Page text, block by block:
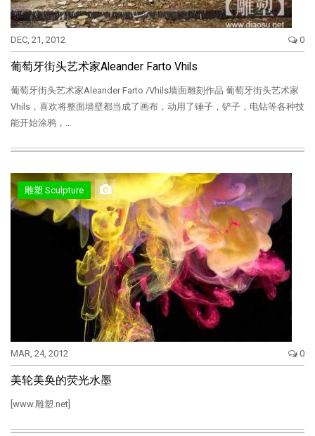
DEC, 21, 2012 0
葡萄牙街头艺术家Aleander Farto Vhils
葡萄牙街头艺术家Aleander Farto /Vhils墙面雕刻作品 葡萄牙街头艺术家
Vhils，喜欢将整面墙壁都当成了画布，动用了锤子，铲子，电钻等各种技
能开始涂鸦，…
雕塑 Sculpture
MAR, 24, 2012 0
美轮美奂的荧光水墨
[www.雕塑.net]